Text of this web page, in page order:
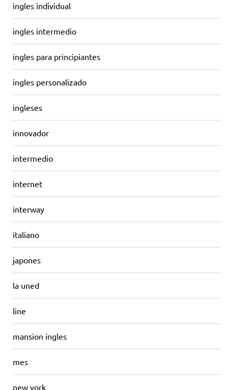
ingles individual
ingles intermedio
ingles para principiantes
ingles personalizado
ingleses
innovador
intermedio
internet
interway
italiano
japones
la uned
line
mansion ingles
mes
new york